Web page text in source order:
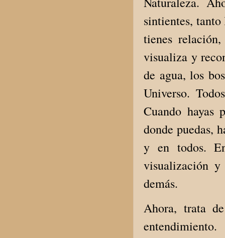
sintientes,
tienes
visualiza y
de agua, los
Universo.
Cuando hayas
donde puedas,
y en todos.
visualización y
demás.
Ahora, trata
entendimiento.